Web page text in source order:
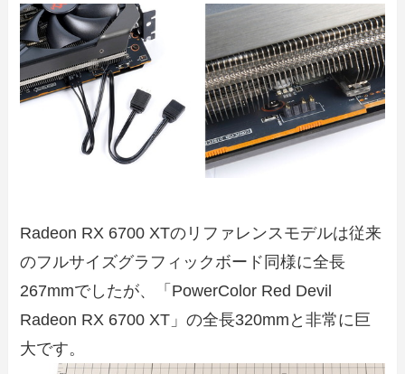
Radeon RX 6700 XTのリファレンスモデルは従来
のフルサイズグラフィックボード同様に全長
267mmでしたが、「PowerColor Red Devil
Radeon RX 6700 XT」の全長320mmと非常に巨
大です。